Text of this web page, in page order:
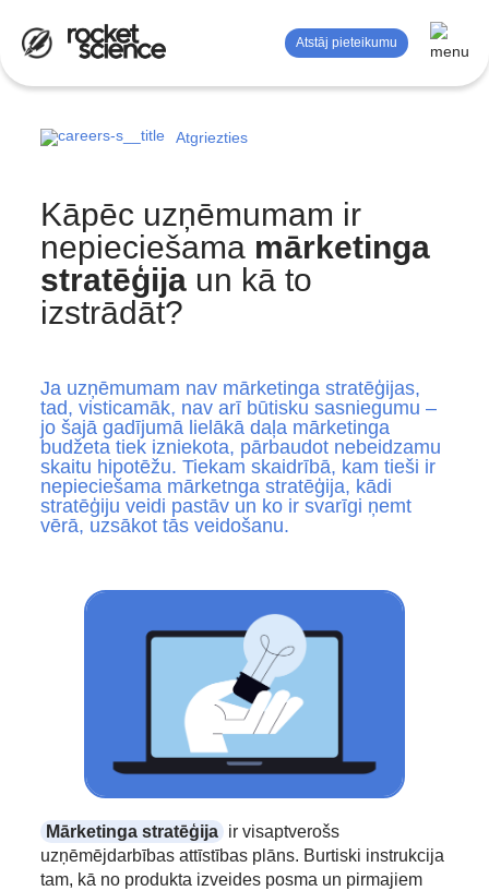
Atstāj pieteikumu
Mērījumi un analīze
Satura mārketings
Zīmola stratēģija
Atgriezties
Kāpēc uzņēmumam ir
nepieciešama mārketinga
stratēģija un kā to
izstrādāt?
Ja uzņēmumam nav mārketinga stratēģijas,
tad, visticamāk, nav arī būtisku sasniegumu –
jo šajā gadījumā lielākā daļa mārketinga
budžeta tiek izniekota, pārbaudot nebeidzamu
skaitu hipotēžu. Tiekam skaidrībā, kam tieši ir
nepieciešama mārketnga stratēģija, kādi
stratēģiju veidi pastāv un ko ir svarīgi ņemt
vērā, uzsākot tās veidošanu.
Mārketinga stratēģija ir visaptverošs
uzņēmējdarbības attīstības plāns. Burtiski instrukcija
tam, kā no produkta izveides posma un pirmajiem